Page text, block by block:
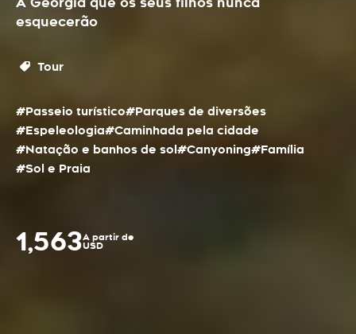
esquecerão
Tour
#Passeio turístico#Parques de diversões
#Espeleologia#Caminhada pela cidade
#Natação e banhos de sol#Canyoning#Família
#Sol e Praia
1,563A partir de
USD